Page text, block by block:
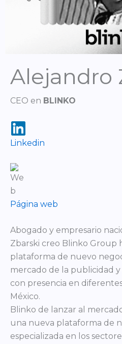
Alejandro
CEO en BLINKO
Linkedin
Página web
Abogado y empresario
Zbarski creo Blinko Group
plataforma de nuevo
mercado de la publicidad
con presencia en
México.
Blinko de lanzar al
una nueva plataforma de
especializada en los